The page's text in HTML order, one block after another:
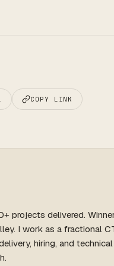
COPY LINK
projects delivered.
I work as a fractional
hiring, and